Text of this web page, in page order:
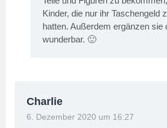
Kinder, die nur ihr Taschengeld
hatten. Außerdem ergänzen sie
wunderbar. 🙂
Charlie
6. Dezember 2020 um 16:27